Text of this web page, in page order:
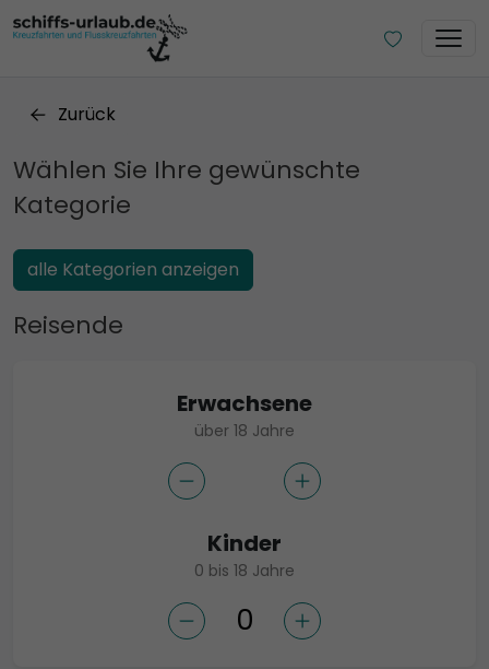
Zurück
Wählen Sie Ihre gewünschte
Kategorie
alle Kategorien anzeigen
Reisende
Erwachsene
über 18 Jahre
Kinder
0 bis 18 Jahre